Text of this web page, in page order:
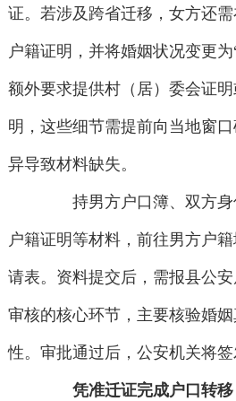
证。若涉及跨省迁移，女方还
户籍证明，并将婚姻状况变更
额外要求提供村（居）委会证
明，这些细节需提前向当地窗
异导致材料缺失。
持男方户口簿、双方身
户籍证明等材料，前往男方户
请表。资料提交后，需报县公
审核的核心环节，主要核验婚
性。审批通过后，公安机关将签
凭准迁证完成户口转移